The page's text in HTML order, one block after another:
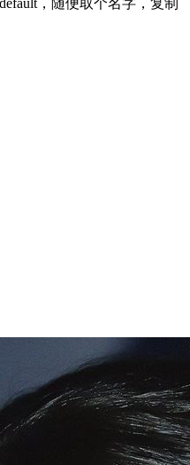
，随便取个名字，复制